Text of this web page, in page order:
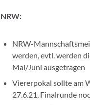
NRW:
NRW-
werden, evtl. werden
Mai/Juni ausgetragen
Viererpokal sollte am
27.6.21, Finalrunde